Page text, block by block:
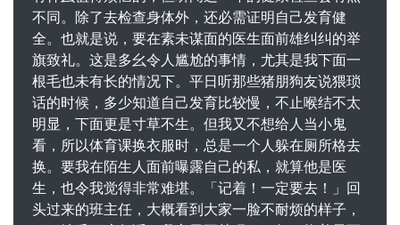
不同。除了去检查身体外，还必需证明自己发育健
全。也就是说，要在素未谋面的医生面前雄纠纠的举
旗致礼。这是多幺令人尴尬的事情，尤其是我下面一
根毛也未有长的情况下。平日听那些猪朋狗友说猥琐
话的时候，多少知道自己发育比较慢，不止喉结不太
明显，下面更是寸草不生。但我又不想给人当小鬼
看，所以体育课换衣服时，总是一个人躲在厕所格去
换。要我在陌生人面前曝露自己的私，就算他是医
生，也令我觉得非常难堪。「记着！一定要去！」回
头过来的班主任，大概看到大家一脸不耐烦的样子，